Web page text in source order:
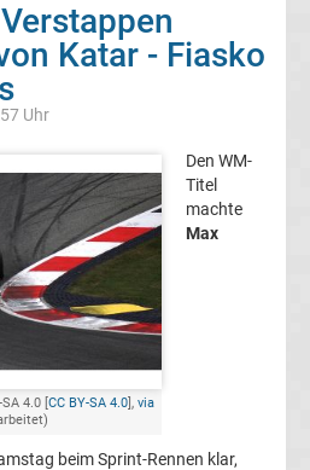
Katar - Fiasko
Uhr
4.0 [CC BY-SA 4.0], via
Den WM-
Titel
machte
Max
beim Sprint-Rennen klar,